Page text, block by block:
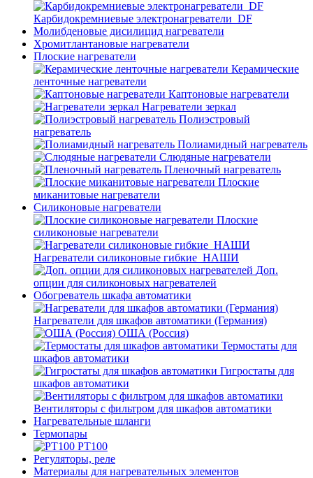
Карбидокремниевые электронагреватели_DF
Молибденовые дисилицид нагреватели
Хромитлантановые нагреватели
Плоские нагреватели
Керамические
ленточные нагреватели
Каптоновые нагреватели
Нагреватели зеркал
Полиэстровый
нагреватель
Полиамидный нагреватель
Слюдяные нагреватели
Пленочный нагреватель
Плоские
миканитовые нагреватели
Силиконовые нагреватели
Плоские
силиконовые нагреватели
Нагреватели силиконовые гибкие_НАШИ
Доп.
опции для силиконовых нагревателей
Обогреватель шкафа автоматики
Нагреватели для шкафов автоматики (Германия)
ОША (Россия)
Термостаты для
шкафов автоматики
Гигростаты для
шкафов автоматики
Вентиляторы с фильтром для шкафов автоматики
Нагревательные шланги
Термопары
PT100
Регуляторы, реле
Материалы для нагревательных элементов